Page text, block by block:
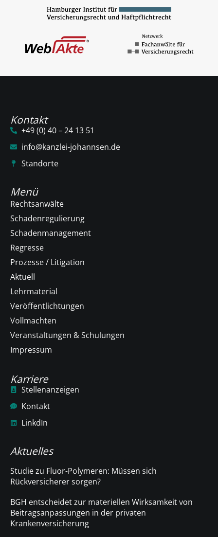
Kontakt
+49 (0) 40 – 24 13 51
info@kanzlei-johannsen.de
Standorte
Menü
Rechtsanwälte
Schadenregulierung
Schadenmanagement
Regresse
Prozesse / Litigation
Aktuell
Lehrmaterial
Veröffentlichtungen
Vollmachten
Veranstaltungen & Schulungen
Impressum
Karriere
Stellenanzeigen
Kontakt
LinkdIn
Aktuelles
Studie zu Fluor-Polymeren: Müssen sich
Rückversicherer sorgen?
BGH entscheidet zur materiellen Wirksamkeit von
Beitragsanpassungen in der privaten
Krankenversicherung